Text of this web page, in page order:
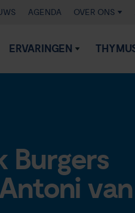
AGENDA OVER ONS
ERVARINGEN
Burgers
van